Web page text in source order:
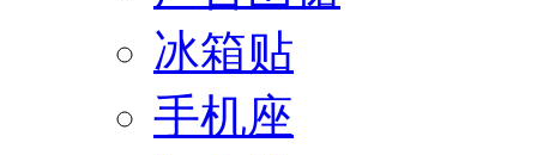
冰箱贴
手机座